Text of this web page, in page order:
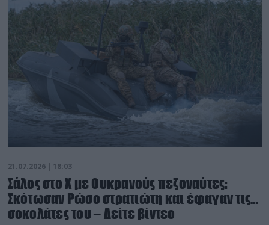
21.07.2026 | 18:03
Σάλος στο Χ με Ουκρανούς πεζοναύτες:
Σκότωσαν Ρώσο στρατιώτη και έφαγαν τις…
σοκολάτες του – Δείτε βίντεο